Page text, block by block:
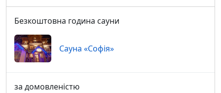
Безкоштовна година сауни
Сауна «Софія»
за домовленістю